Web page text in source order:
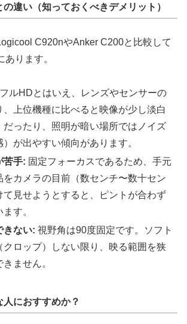
違い（知っておくべきデメリット）
C920nやAnker C200と比較して
ります。
フルHDとはいえ、レンズやセンサーの
、上位機種に比べると映像が少し淡白
だったり、照明が暗い場所ではノイズ
）が出やすい傾向があります。
苦手: 固定フォーカスであるため、手元
をカメラの目前（数センチ〜数十セン
て見せようとすると、ピントが合わず
す。
きない: 視野角は90度固定です。ソフト
クロップ）しない限り、映る範囲を狭
ません。
人におすすめか？